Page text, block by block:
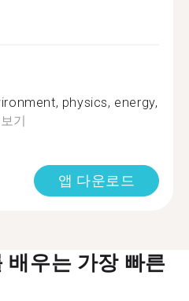
physics, energy,
기
앱 다운로드
배우는 가장 빠른